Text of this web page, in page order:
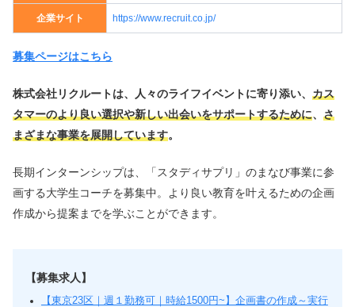
企業サイト https://www.recruit.co.jp/
募集ページはこちら
株式会社リクルートは、人々のライフイベントに寄り添い、 カス
タマーのより良い選択や新しい出会いをサポートするために、 さ
まざまな事業を展開しています。
長期インターンシップは、「スタディサプリ」のまなび事業に参
画する大学生コーチを募集中。より良い教育を叶えるための企画
作成から提案までを学ぶことができます。
【募集求人】
【東京23区｜週１勤務可｜時給1500円~】企画書の作成～実行